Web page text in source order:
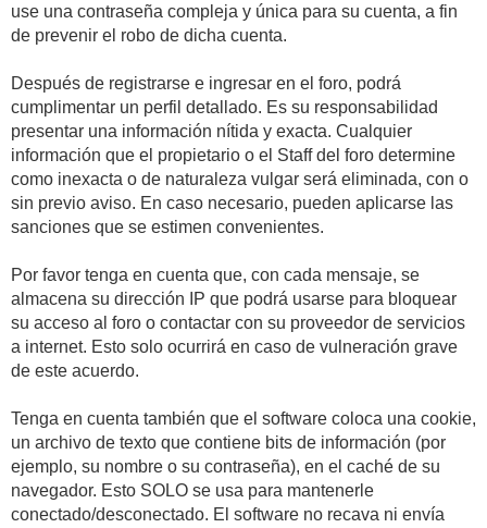
use una contraseña compleja y única para su cuenta, a fin
de prevenir el robo de dicha cuenta.
Después de registrarse e ingresar en el foro, podrá
cumplimentar un perfil detallado. Es su responsabilidad
presentar una información nítida y exacta. Cualquier
información que el propietario o el Staff del foro determine
como inexacta o de naturaleza vulgar será eliminada, con o
sin previo aviso. En caso necesario, pueden aplicarse las
sanciones que se estimen convenientes.
Por favor tenga en cuenta que, con cada mensaje, se
almacena su dirección IP que podrá usarse para bloquear
su acceso al foro o contactar con su proveedor de servicios
a internet. Esto solo ocurrirá en caso de vulneración grave
de este acuerdo.
Tenga en cuenta también que el software coloca una cookie,
un archivo de texto que contiene bits de información (por
ejemplo, su nombre o su contraseña), en el caché de su
navegador. Esto SOLO se usa para mantenerle
conectado/desconectado. El software no recava ni envía